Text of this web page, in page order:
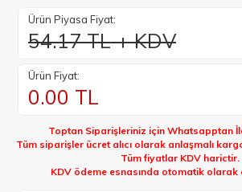
Ürün Piyasa Fiyat:
54.17 TL + KDV
Ürün Fiyat:
0.00 TL
Toptan Siparişleriniz için Whatsapptan
Tüm siparişler ücret alıcı olarak anlaşmalı
Tüm fiyatlar KDV harictir.
KDV ödeme esnasında otomatik olarak